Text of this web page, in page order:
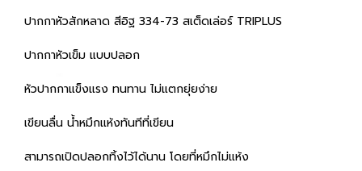
ปากกาหัวสักหลาด สีอิฐ 334-73 สเต็ดเล่อร์ TRIPLUS
ปากกาหัวเข็ม แบบปลอก
หัวปากกาแข็งแรง ทนทาน ไม่แตกยุ่ยง่าย
เขียนลื่น น้ำหมึกแห้งทันทีที่เขียน
สามารถเปิดปลอกทิ้งไว้ได้นาน โดยที่หมึกไม่แห้ง